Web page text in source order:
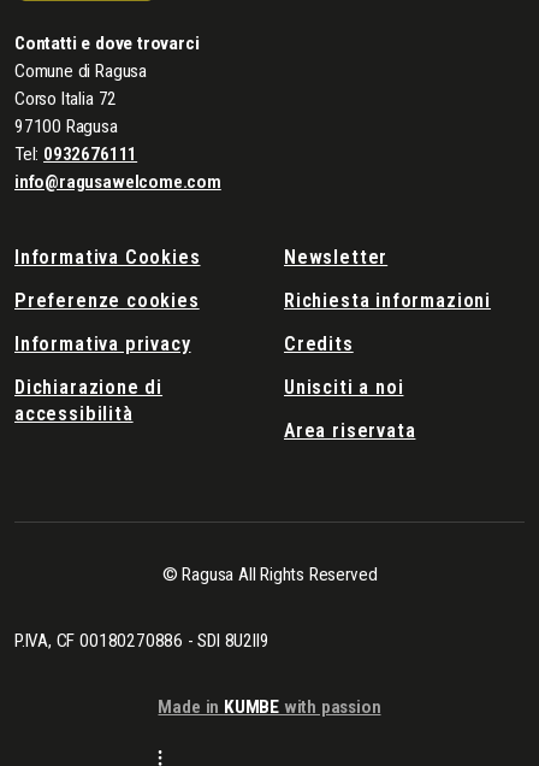
Contatti e dove trovarci
Comune di Ragusa
Corso Italia 72
97100 Ragusa
Tel: 0932676111
info@ragusawelcome.com
Informativa Cookies
Preferenze cookies
Informativa privacy
Dichiarazione di
accessibilità
Newsletter
Richiesta informazioni
Credits
Unisciti a noi
Area riservata
© Ragusa All Rights Reserved
P.IVA, CF 00180270886 - SDI 8U2II9
Made in KUMBE with passion